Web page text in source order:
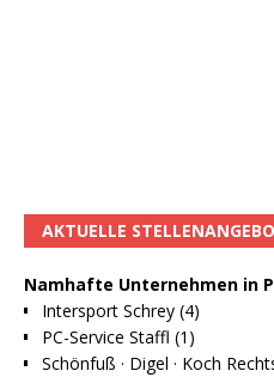
AKTUELLE
Namhafte Unternehmen in
Intersport Schrey (4)
PC-Service Staffl (1)
Schönfuß · Digel · Koch